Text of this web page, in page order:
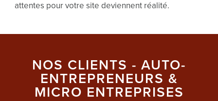
attentes pour votre site deviennent réalité.
NOS CLIENTS - AUTO-
ENTREPRENEURS &
MICRO ENTREPRISES